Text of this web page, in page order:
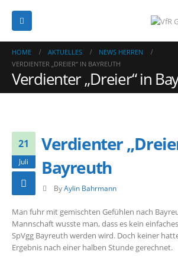
HOME AKTUELLES
NEWS HERREN
VERDIENTER „DREIER“ IN BAYREUTH
Verdienter „Dreier“ in
21
Juli
Verdienter
Bayreuth
By Aylin Bahrmann
Man fuhr mit gemischten Gefühlen nach
Mannschaft wusste man, dass es kein
SpVgg Bayreuth werden wird. Doch keiner
Ergebnis nach einer halben Stunde gerechnet.